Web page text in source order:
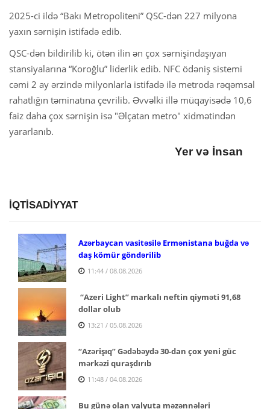
2025-ci ildə “Bakı Metropoliteni” QSC-dən 227 milyona
yaxın sərnişin istifadə edib.
QSC-dən bildirilib ki, ötən ilin ən çox sərnişindaşıyan
stansiyalarına “Koroğlu” liderlik edib. NFC ödəniş sistemi
cəmi 2 ay ərzində milyonlarla istifadə ilə metroda rəqəmsal
rahatlığın təminatına çevrilib. Əvvəlki illə müqayisədə 10,6
faiz daha çox sərnişin isə "Əlçatan metro" xidmətindən
yararlanıb.
Yer və İnsan
İQTİSADİYYAT
Azərbaycan vasitəsilə Ermənistana buğda və
daş kömür göndərilib
11:44 / 08.08.2026
“Azeri Light” markalı neftin qiyməti 91,68
dollar olub
13:21 / 05.08.2026
“Azərişıq” Gədəbəydə 30-dan çox yeni güc
mərkəzi quraşdırıb
11:48 / 04.08.2026
Bu günə olan valyuta məzənnələri